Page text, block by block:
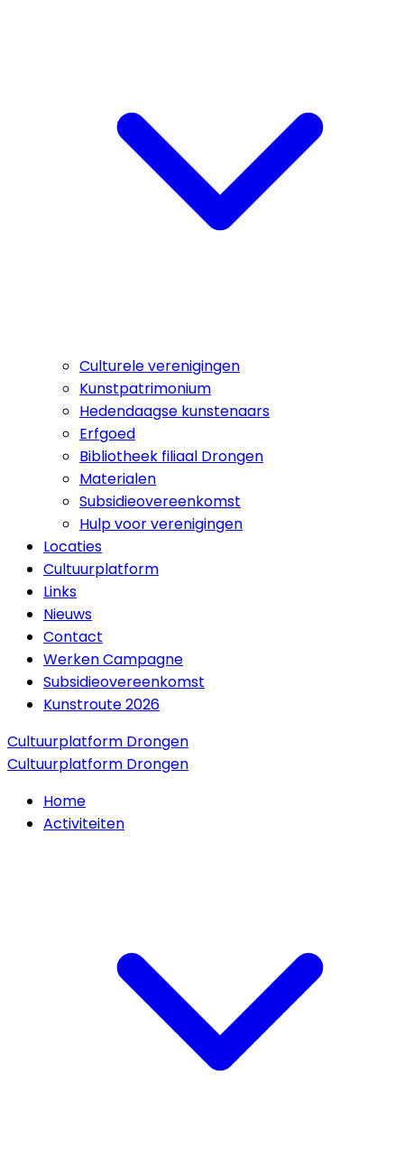
Culturele verenigingen
Kunstpatrimonium
Hedendaagse kunstenaars
Erfgoed
Bibliotheek filiaal Drongen
Materialen
Subsidieovereenkomst
Hulp voor verenigingen
Locaties
Cultuurplatform
Links
Nieuws
Contact
Werken Campagne
Subsidieovereenkomst
Kunstroute 2026
Cultuurplatform Drongen
Cultuurplatform Drongen
Home
Activiteiten